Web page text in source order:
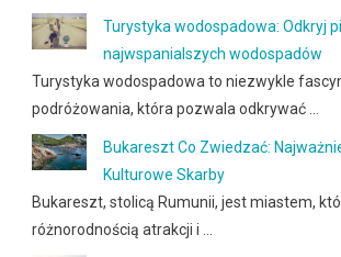
Turystyka wodospadowa: Odkryj
najwspanialszych wodospadów
Turystyka wodospadowa to niezwykle
podróżowania, która pozwala odkrywać …
Bukareszt Co Zwiedzać:
Kulturowe Skarby
Bukareszt, stolicą Rumunii, jest miastem,
różnorodnością atrakcji i …